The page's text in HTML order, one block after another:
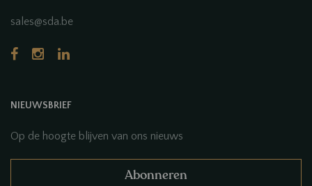
sales@sda.be
NIEUWSBRIEF
Op de hoogte blijven van ons nieuws
Abonneren